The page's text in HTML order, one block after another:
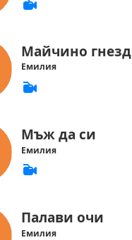
Майчино
Емилия
Мъж да си
Емилия
Палави очи
Емилия